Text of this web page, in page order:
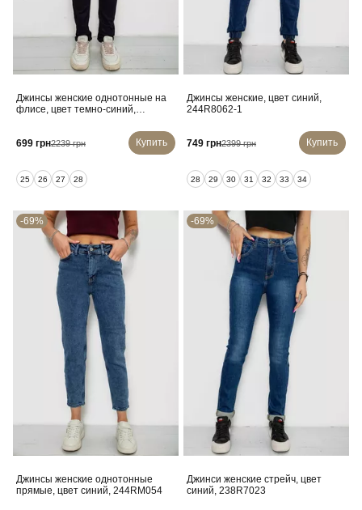
Джинсы женские однотонные на
флисе, цвет темно-синий,
699 грн2239 грн Купить
25 26 27 28
Джинсы женские, цвет синий,
244R8062-1
749 грн2399 грн Купить
28 29 30 31 32 33 34
-69%
Джинсы женские однотонные
прямые, цвет синий, 244RM054
-69%
Джинси женские стрейч, цвет
синий, 238R7023